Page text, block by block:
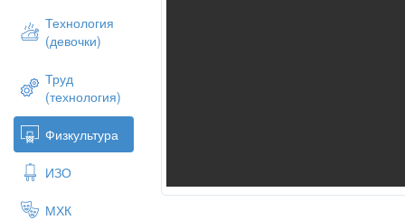
Технология
(девочки)
Труд
(технология)
Физкультура
ИЗО
МХК